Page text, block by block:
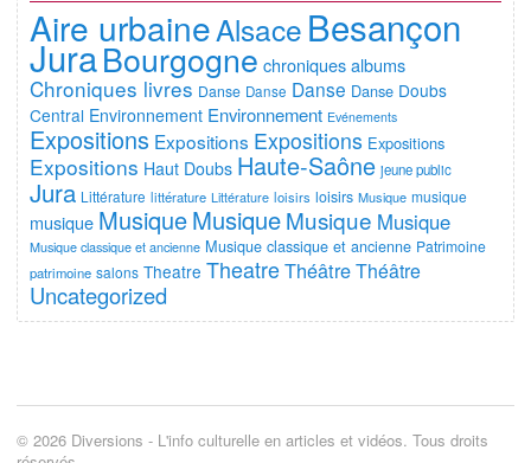
Aire urbaineAlsace Besançon
JuraBourgogne chroniques albums
Chroniques livres Danse Danse Danse Danse Doubs
Central Environnement Environnement Evénements
Expositions Expositions Expositions Expositions
Expositions Haut Doubs Haute-Saône jeune public
Jura Littérature littérature Littérature loisirs loisirs Musique musique
musique MusiqueMusiqueMusique Musique
Musique classique et ancienne Musique classique et ancienne Patrimoine
patrimoine salons Theatre TheatreThéâtreThéâtre
Uncategorized
© 2026 Diversions - L'info culturelle en articles et vidéos. Tous droits